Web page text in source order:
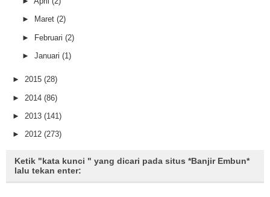
► Maret (2)
► Februari (2)
► Januari (1)
► 2015 (28)
► 2014 (86)
► 2013 (141)
► 2012 (273)
Ketik "kata kunci " yang dicari pada situs *Banjir Embun*
lalu tekan enter: